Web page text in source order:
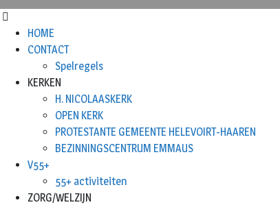
HOME
CONTACT
Spelregels
KERKEN
H. NICOLAASKERK
OPEN KERK
PROTESTANTE GEMEENTE HELEVOIRT-HAAREN
BEZINNINGSCENTRUM EMMAUS
V55+
55+ activiteiten
ZORG/WELZIJN